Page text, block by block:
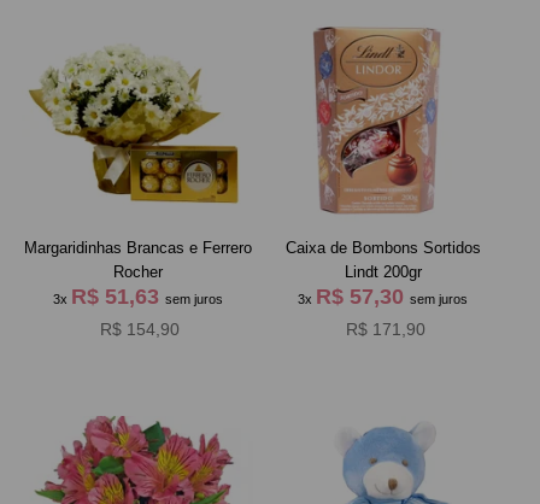
Margaridinhas Brancas e Ferrero
Rocher
3x R$ 51,63 sem juros
R$ 154,90
Caixa de Bombons Sortidos
Lindt 200gr
3x R$ 57,30sem juros
R$ 171,90